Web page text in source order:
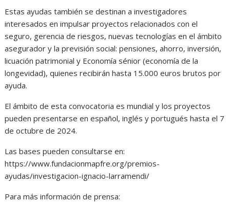
Estas ayudas también se destinan a investigadores
interesados en impulsar proyectos relacionados con el
seguro, gerencia de riesgos, nuevas tecnologías en el ámbito
asegurador y la previsión social: pensiones, ahorro, inversión,
licuación patrimonial y Economía sénior (economía de la
longevidad), quienes recibirán hasta 15.000 euros brutos por
ayuda.
El ámbito de esta convocatoria es mundial y los proyectos
pueden presentarse en español, inglés y portugués hasta el 7
de octubre de 2024.
Las bases pueden consultarse en:
https://www.fundacionmapfre.org/premios-
ayudas/investigacion-ignacio-larramendi/
Para más información de prensa: